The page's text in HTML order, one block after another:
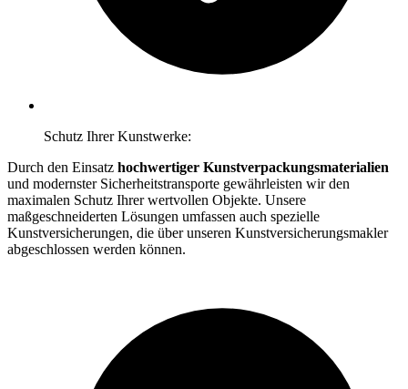
Schutz Ihrer Kunstwerke:
Durch den Einsatz hochwertiger Kunstverpackungsmaterialien
und modernster Sicherheitstransporte gewährleisten wir den
maximalen Schutz Ihrer wertvollen Objekte. Unsere
maßgeschneiderten Lösungen umfassen auch spezielle
Kunstversicherungen, die über unseren Kunstversicherungsmakler
abgeschlossen werden können.